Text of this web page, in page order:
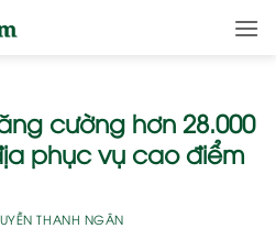
cường hơn 28.000
phục vụ cao điểm
THANH NGÂN